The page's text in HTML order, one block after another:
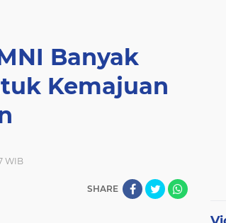
Banyak
Kemajuan
WIB
SHARE